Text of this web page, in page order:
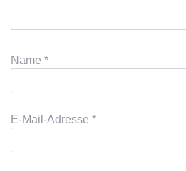
Name *
E-Mail-Adresse *